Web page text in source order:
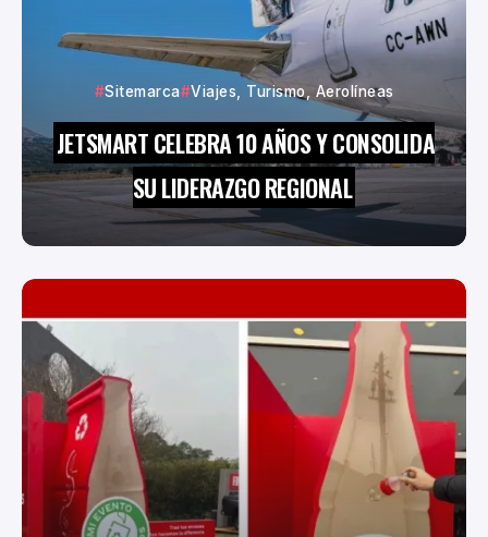
Sitemarca Viajes, Turismo, Aerolíneas
JETSMART CELEBRA 10 AÑOS Y CONSOLIDA
SU LIDERAZGO REGIONAL